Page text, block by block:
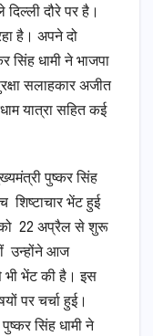
दौरे पर है।
है। अपने दो
सिंह धामी ने भाजपा
सलाहकार अजीत
यात्रा सहित कई
पुष्कर सिंह
शिष्टाचार भेंट हुई
को 22 अप्रैल से शुरू
उन्होंने आज
भी भेंट की है। इस
पर चर्चा हुई।
सिंह धामी ने